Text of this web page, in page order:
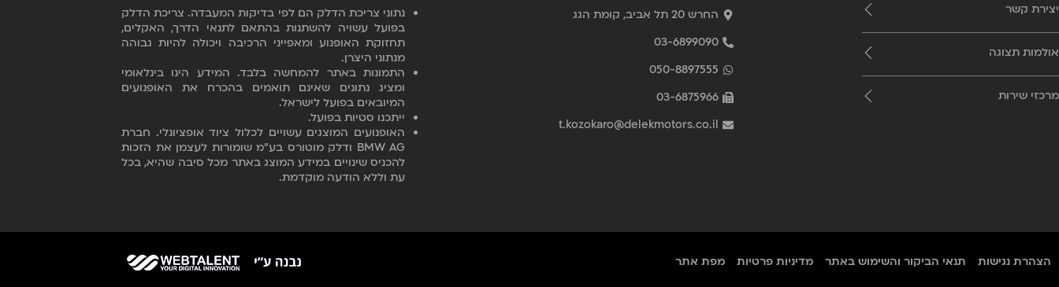
יצירת קשר
אולמות תצוגה
מרכזי שירות
החרש 20 תל אביב, קומת הגג
03-6899090
050-8897555
03-6875966
t.kozokaro@delekmotors.co.il
נתוני צריכת הדלק הם לפי בדיקות המעבדה. צריכת הדלק
בפועל עשויה להשתנות בהתאם לתנאי הדרך, האקלים,
תחזוקת האופנוע ומאפייני הרכיבה ויכולה להיות גבוהה
מנתוני היצרן.
התמונות באתר להמחשה בלבד. המידע הינו בינלאומי
ומציג נתונים שאינם תואמים בהכרח את האופנועים
המיובאים בפועל לישראל.
ייתכנו סטיות בפועל.
האופנועים המוצגים עשויים לכלול ציוד אופציונלי. חברת
BMW AG ודלק מוטורס בע"מ שומורות לעצמן את הזכות
להכניס שינויים במידע המוצג באתר מכל סיבה שהיא, בכל
עת וללא הודעה מוקדמת.
הצהרת נגישות תנאי הביקור והשימוש באתר מדיניות פרטיות מפת אתר